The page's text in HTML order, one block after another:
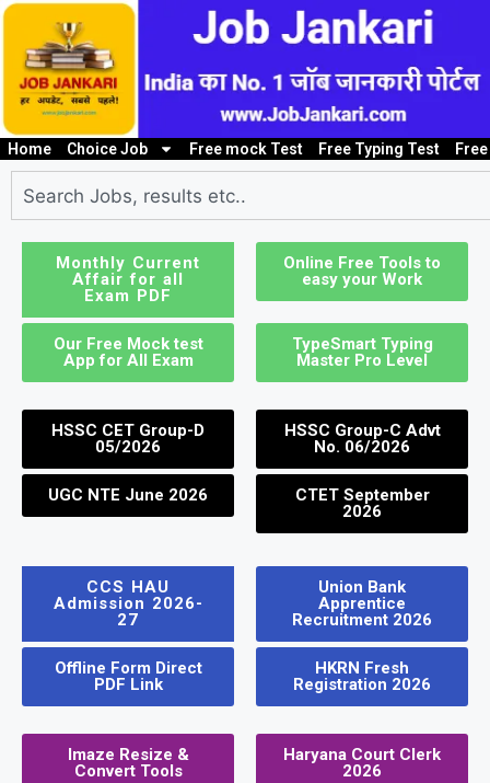
Home Choice Job
10th/ 12th pass job
Free mock Test Free Typing Test
Monthly Current
Affair for all
Exam PDF
Online Free Tools to
easy your Work
Our Free Mock test
App for All Exam
TypeSmart Typing
Master Pro Level
HSSC CET Group-D
05/2026
HSSC Group-C Advt
No. 06/2026
UGC NTE June 2026
CTET September
2026
CCS HAU
Admission 2026-
27
Union Bank
Apprentice
Recruitment 2026
Offline Form Direct
PDF Link
HKRN Fresh
Registration 2026
Imaze Resize &
Convert Tools
Haryana Court Clerk
2026